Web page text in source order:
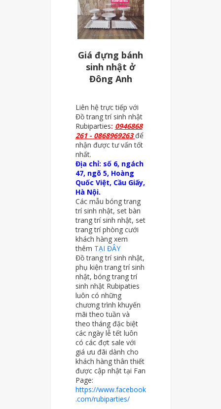
Giá đựng bánh
sinh nhật ở
Đông Anh
Liên hệ trực tiếp với
Đồ trang trí sinh nhật
Rubiparties: 0946868
261 - 0868969263để
nhận được tư vấn tốt
nhất.
Địa chỉ: số 6, ngách
47, ngõ 5, Hoàng
Quốc Việt, Cầu Giấy,
Hà Nội.
Các mẫu bóng trang
trí sinh nhật, set bàn
trang trí sinh nhật, set
trang trí phòng cưới
khách hàng xem
thêm TẠI ĐÂY
Đồ trang trí sinh nhật,
phụ kiện trang trí sinh
nhật, bóng trang trí
sinh nhật Rubipaties
luôn có những
chương trình khuyến
mãi theo tuần và
theo tháng đặc biệt
các ngày lễ tết luôn
có các đợt sale với
giá ưu đãi dành cho
khách hàng thân thiết
được cập nhật tại Fan
Page:
https://www.facebook
.com/rubiparties/